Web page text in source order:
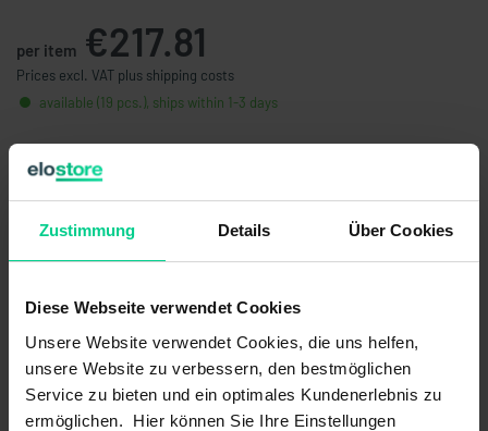
Zustimmung Details Über Cookies
Diese Webseite verwendet Cookies
Unsere Website verwendet Cookies, die uns helfen,
unsere Website zu verbessern, den bestmöglichen
Service zu bieten und ein optimales Kundenerlebnis zu
ermöglichen. Hier können Sie Ihre Einstellungen
per item €217.81
Prices excl. VAT plus shipping costs
available (19 pcs.), ships within 1-3 days
Quantity
from 5 pcs. €206.92
- 5 %
from 10 pcs.
€191.40
from 100 pcs.
€139.53
Add to shopping cart
Create offer